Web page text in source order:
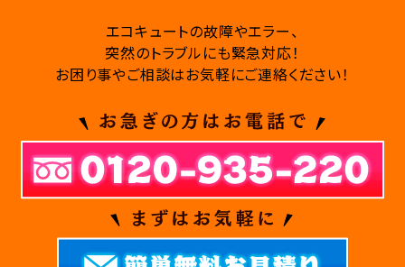
エコキュートの故障やエラー、
突然のトラブルにも緊急対応！
お困り事やご相談はお気軽にご連絡ください！